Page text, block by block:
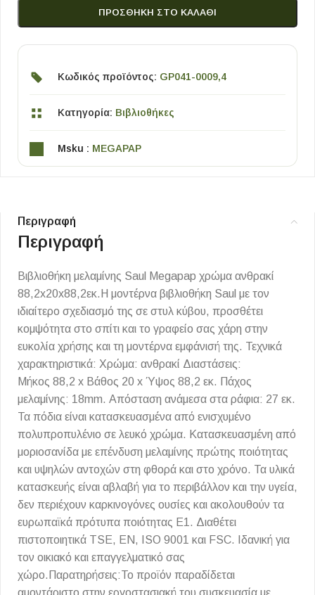
ΠΡΟΣΘΉΚΗ ΣΤΟ ΚΑΛΆΘΙ
Κωδικός προϊόντος: GP041-0009,4
Κατηγορία: Βιβλιοθήκες
Msku : MEGAPAP
Περιγραφή
Περιγραφή
Βιβλιοθήκη μελαμίνης Saul Megapap χρώμα ανθρακί
88,2x20x88,2εκ.Η μοντέρνα βιβλιοθήκη Saul με τον
ιδιαίτερο σχεδιασμό της σε στυλ κύβου, προσθέτει
κομψότητα στο σπίτι και το γραφείο σας χάρη στην
ευκολία χρήσης και τη μοντέρνα εμφάνισή της. Τεχνικά
χαρακτηριστικά: Χρώμα: ανθρακί Διαστάσεις:
Μήκος 88,2 x Βάθος 20 x Ύψος 88,2 εκ. Πάχος
μελαμίνης: 18mm. Απόσταση ανάμεσα στα ράφια: 27 εκ.
Τα πόδια είναι κατασκευασμένα από ενισχυμένο
πολυπροπυλένιο σε λευκό χρώμα. Κατασκευασμένη από
μοριοσανίδα με επένδυση μελαμίνης πρώτης ποιότητας
και υψηλών αντοχών στη φθορά και στο χρόνο. Τα υλικά
κατασκευής είναι αβλαβή για το περιβάλλον και την υγεία,
δεν περιέχουν καρκινογόνες ουσίες και ακολουθούν τα
ευρωπαϊκά πρότυπα ποιότητας Ε1. Διαθέτει
πιστοποιητικά TSE, EN, ISO 9001 και FSC. Ιδανική για
τον οικιακό και επαγγελματικό σας
χώρο.Παρατηρήσεις:Το προϊόν παραδίδεται
αμοντάριστο στην εργοστασιακή του συσκευασία με